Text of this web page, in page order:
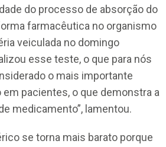
do processo de absorção do
farmacêutica no organismo
veiculada no domingo
esse teste, o que para nós
o mais importante
pacientes, o que demonstra a
medicamento”, lamentou.
se torna mais barato porque